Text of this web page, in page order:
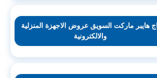
هايبر ماركت السويق عروض الاجهزة المنزلية
والالكترونية